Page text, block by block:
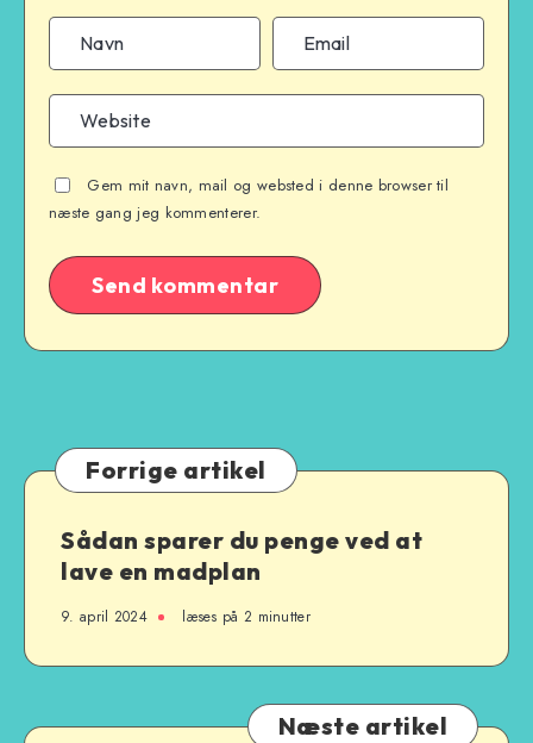
Gem mit navn, mail og websted i denne browser til
næste gang jeg kommenterer.
Forrige artikel
Sådan sparer du penge ved at
lave en madplan
9. april 2024 læses på 2 minutter
Næste artikel